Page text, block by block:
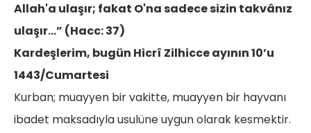
Allah'a ulaşır; fakat O'na sadece sizin takvânız
ulaşır…” (Hacc: 37)
Kardeşlerim, bugün Hicrî Zilhicce ayının 10’u
1443/Cumartesi
Kurban; muayyen bir vakitte, muayyen bir hayvanı
ibadet maksadıyla usulüne uygun olarak kesmektir.